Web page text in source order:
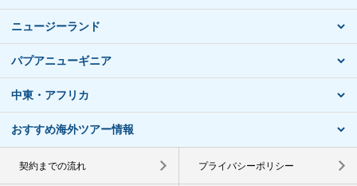
ニュージーランド
パプアニューギニア
中東・アフリカ
おすすめ海外ツアー情報
契約までの流れ プライバシーポリシー